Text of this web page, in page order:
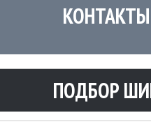
КОНТАКТЫ
ПОДБОР